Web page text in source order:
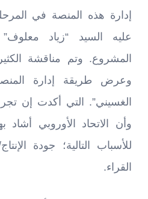
إدارة هذه المنصة في
عليه السيد “زياد
المشروع. وتم مناقشة
وعرض طريقة إدارة
الغسيني”. التي أكدت إن
وأن الاتحاد الأوروبي أشاد
للأسباب التالية؛ جودة
القراء.